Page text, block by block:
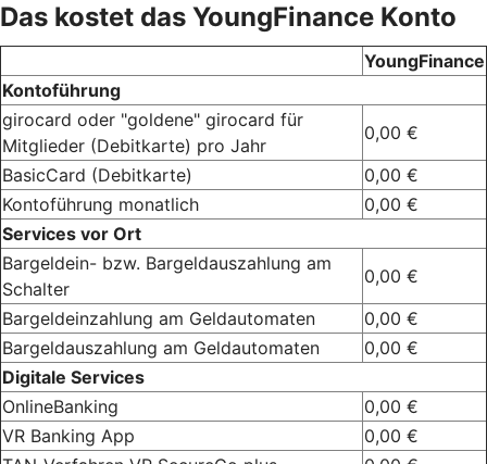
Das kostet das YoungFinance Konto
YoungFinance
Kontoführung
girocard oder "goldene" girocard für
Mitglieder (Debitkarte) pro Jahr
0,00 €
BasicCard (Debitkarte)
0,00 €
Kontoführung monatlich
0,00 €
Services vor Ort
Bargeldein- bzw. Bargeldauszahlung am
Schalter
0,00 €
Bargeldeinzahlung am Geldautomaten
0,00 €
Bargeldauszahlung am Geldautomaten
0,00 €
Digitale Services
OnlineBanking
0,00 €
VR Banking App
0,00 €